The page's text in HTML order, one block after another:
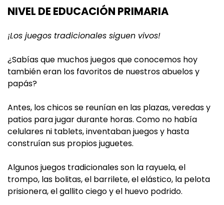
NIVEL DE EDUCACIÓN PRIMARIA
¡Los juegos tradicionales siguen vivos!
¿Sabías que muchos juegos que conocemos hoy
también eran los favoritos de nuestros abuelos y
papás?
Antes, los chicos se reunían en las plazas, veredas y
patios para jugar durante horas. Como no había
celulares ni tablets, inventaban juegos y hasta
construían sus propios juguetes.
Algunos juegos tradicionales son la rayuela, el
trompo, las bolitas, el barrilete, el elástico, la pelota
prisionera, el gallito ciego y el huevo podrido.